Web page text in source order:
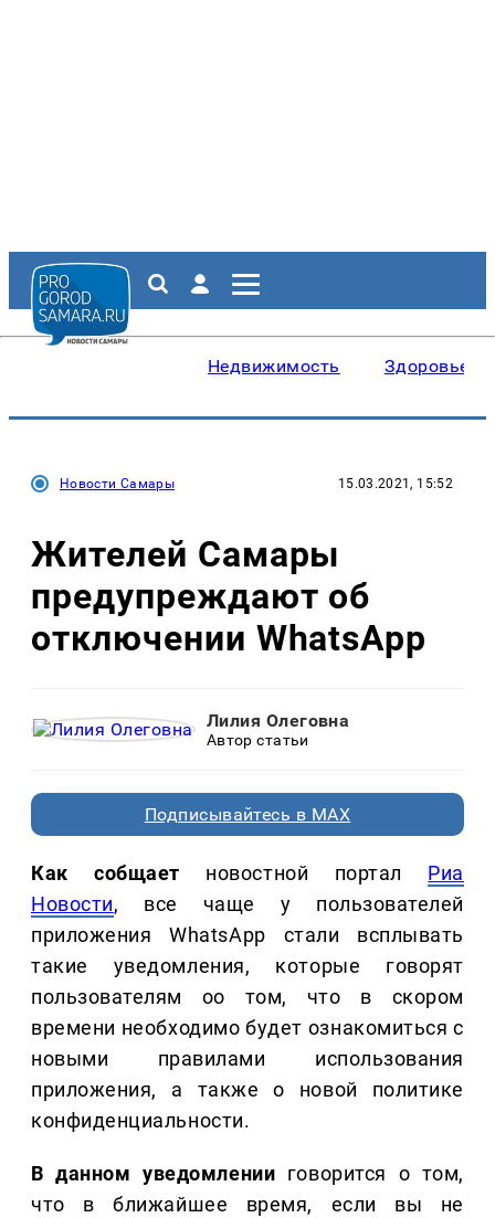
Недвижимость Здоровье
Новости Самары 15.03.2021, 15:52
Жителей Самары
предупреждают об
отключении WhatsApp
Лилия Олеговна
Автор статьи
Подписывайтесь в MAX
Как собщает новостной портал Риа
Новости, все чаще у пользователей
приложения WhatsApp стали всплывать
такие уведомления, которые говорят
пользователям оо том, что в скором
времени необходимо будет ознакомиться с
новыми правилами использования
приложения, а также о новой политике
конфиденциальности.
В данном уведомлении говорится о том,
что в ближайшее время, если вы не